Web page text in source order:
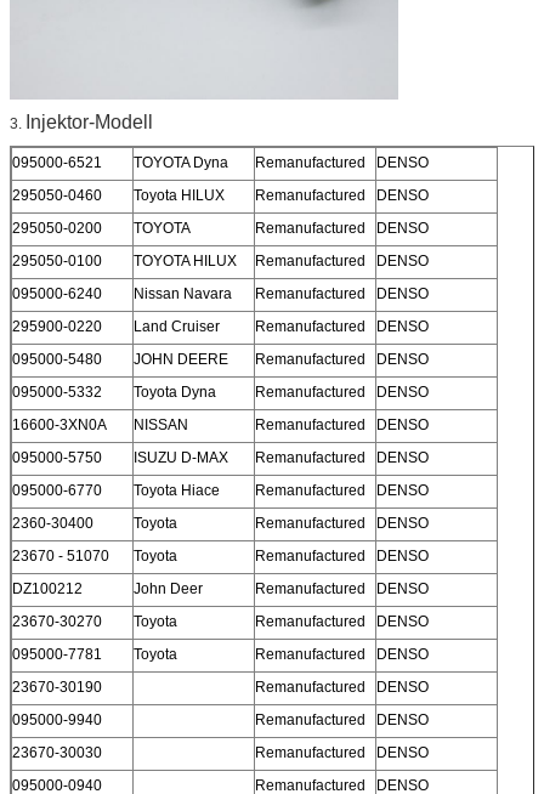
3. Injektor-Modell
095000-6521 TOYOTA Dyna Remanufactured
DENSO
295050-0460
Toyota HILUX Remanufactured
DENSO
295050-0200
TOYOTA Remanufactured
DENSO
295050-0100
TOYOTA HILUX Remanufactured
DENSO
095000-6240
Nissan Navara Remanufactured
DENSO
295900-0220
Land Cruiser Remanufactured
DENSO
095000-5480
JOHN DEERE Remanufactured
DENSO
095000-5332
Toyota Dyna Remanufactured
DENSO
16600-3XN0A
NISSAN Remanufactured
DENSO
095000-5750
ISUZU D-MAX Remanufactured
DENSO
095000-6770
Toyota Hiace Remanufactured
DENSO
2360-30400
Toyota Remanufactured
DENSO
23670 - 51070
Toyota Remanufactured
DENSO
DZ100212
John Deer Remanufactured
DENSO
23670-30270
Toyota Remanufactured
DENSO
095000-7781
Toyota Remanufactured
DENSO
23670-30190
Remanufactured
DENSO
095000-9940
Remanufactured
DENSO
23670-30030
Remanufactured
DENSO
095000-0940
Remanufactured
DENSO